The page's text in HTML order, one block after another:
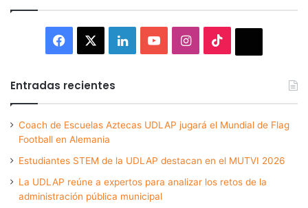
Facebook LinkedInYouTubeInstagram
Entradas recientes
Coach de Escuelas Aztecas UDLAP jugará el Mundial de Flag
Football en Alemania
Estudiantes STEM de la UDLAP destacan en el MUTVI 2026
La UDLAP reúne a expertos para analizar los retos de la
administración pública municipal